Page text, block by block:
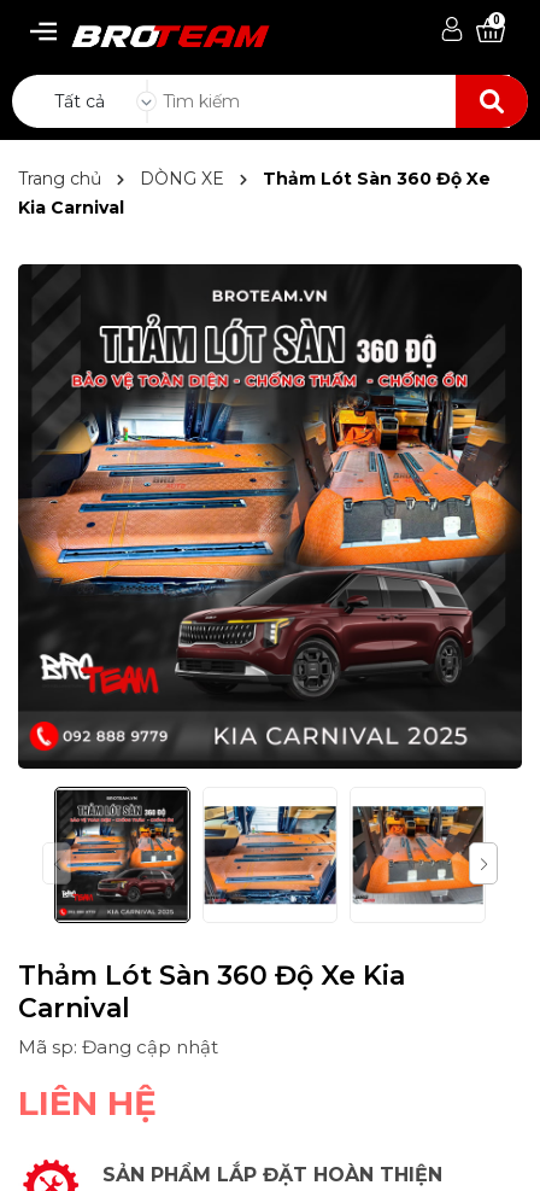
0
Tất cả
Trang chủ DÒNG XE
Thảm Lót Sàn 360 Độ Xe
Kia Carnival
Thảm Lót Sàn 360 Độ Xe Kia
Carnival
Mã sp: Đang cập nhật
LIÊN HỆ
SẢN PHẨM LẮP ĐẶT HOÀN THIỆN